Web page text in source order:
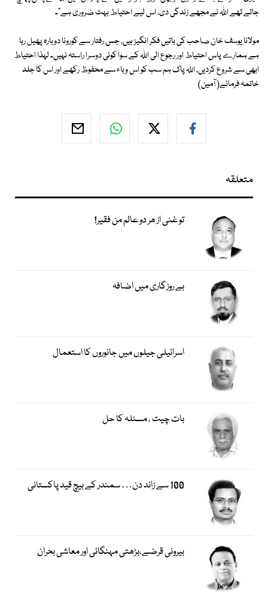
جاتے تھے اللہ نے مجھے زندگی دی، اس لیے احتیاط بہت ضروری ہے"۔
مولانا یوسف خان صاحب کی باتیں فکر انگیز ہیں، جس رفتار سے کورونا دوبارہ پھیل رہا
ہے ہمارے پاس احتیاط اور رجوع الی اللہ کے سوا کوئی دوسرا راستہ نہیں۔ لہٰذا احتیاط
ابھی سے شروع کردیں، اللہ پاک ہم سب کو اس وباء سے محفوظ رکھے اور اس کا جلد
خاتمہ فرمائے( آمین)
متعلقہ
تو غنی از ھر دو عالم من فقیر!
بے روزگاری میں اضافہ
اسرائیلی جیلوں میں جانوروں کا استعمال
بات چیت ، مسئلہ کا حل
100 سے زائد دن… سمندر کے بیچ قید پاکستانی
بیرونی قرضے،بڑھتی مہنگائی اور معاشی بحران